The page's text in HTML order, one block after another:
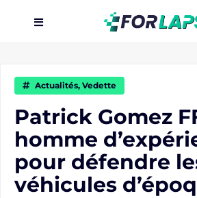
Événements
Localisation
Organisateur
Blog
Actualités, Vedette
Patrick Gomez
homme
pour défendre
véhicules